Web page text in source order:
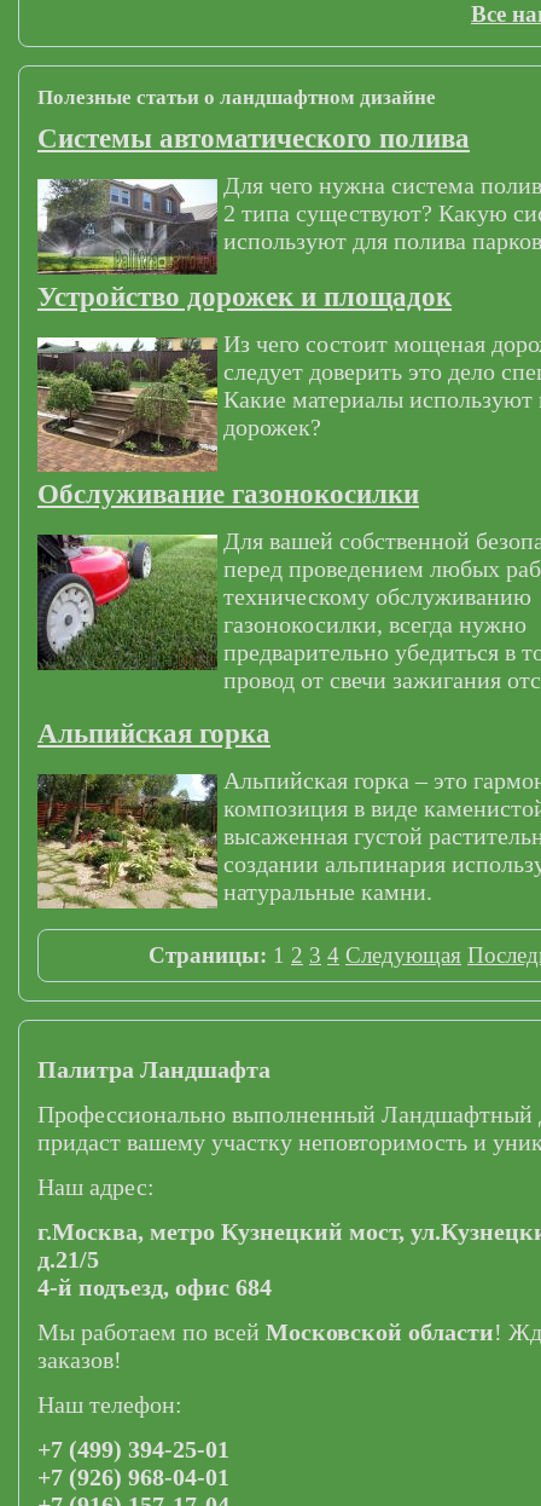
Все
Полезные статьи о ландшафтном дизайне
Системы автоматического полива
Для чего нужна система
2 типа существуют? Какую
используют для полива
Устройство дорожек и площадок
Из чего состоит мощеная
следует доверить это дело
Какие материалы
дорожек?
Обслуживание газонокосилки
Для вашей собственной
перед проведением любых
техническому обслуживанию
газонокосилки, всегда нужно
предварительно убедиться в
провод от свечи зажигания
Альпийская горка
Альпийская горка – это
композиция в виде
высаженная густой
создании альпинария
натуральные камни.
Страницы: 1 2 3 4 Следующая
Палитра Ландшафта
Профессионально выполненный Ландшафтный
придаст вашему участку неповторимость и
Наш адрес:
г.Москва, метро Кузнецкий мост,
д.21/5
4-й подъезд, офис 684
Мы работаем по всей Московской области!
заказов!
Наш телефон:
+7 (499) 394-25-01
+7 (926) 968-04-01